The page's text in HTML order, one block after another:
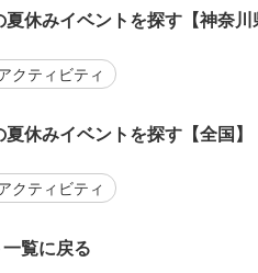
休みイベントを探す【神奈川
クティビティ
休みイベントを探す【全国】
クティビティ
覧に戻る